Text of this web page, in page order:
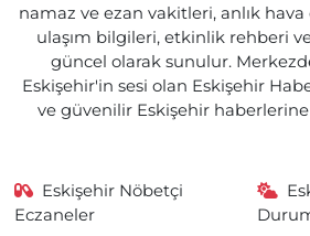
namaz ve ezan vakitleri, anlık
ulaşım bilgileri, etkinlik rehberi
güncel olarak sunulur.
Eskişehir'in sesi olan Eskişehir
ve güvenilir Eskişehir
Eskişehir Nöbetçi
Eczaneler